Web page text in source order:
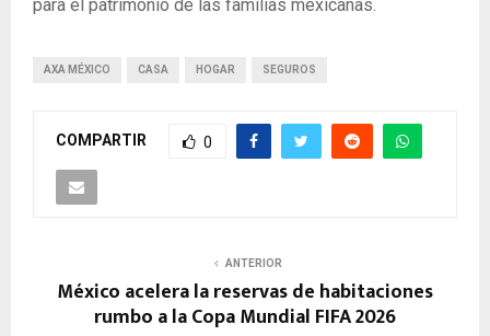
para el patrimonio de las familias mexicanas.
AXA MÉXICO CASA HOGAR SEGUROS
COMPARTIR 0
ANTERIOR
México acelera la reservas de habitaciones
rumbo a la Copa Mundial FIFA 2026